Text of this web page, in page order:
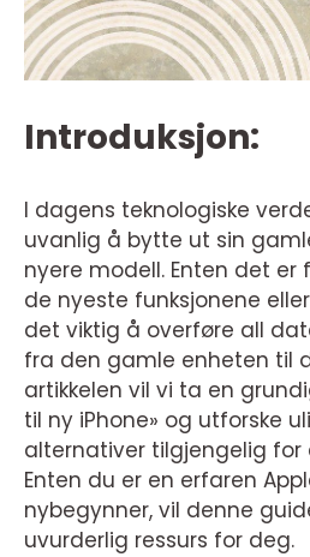
Introduksjon:
I dagens teknologiske
uvanlig å bytte ut sin
nyere modell. Enten det
de nyeste funksjonene
det viktig å overføre all
fra den gamle enheten til
artikkelen vil vi ta en
til ny iPhone» og utforske
alternativer tilgjengelig
Enten du er en erfaren
nybegynner, vil denne
uvurderlig ressurs for deg.